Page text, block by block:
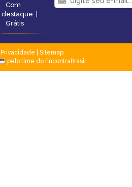
Com
destaque |
Grátis
Privacidade
Sitemap
pelo time do EncontraBrasil